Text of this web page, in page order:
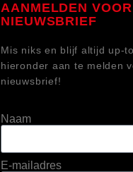
AANMELDEN
NIEUWSBRIEF
Mis niks en blijf altijd up-
hieronder aan te melden
nieuwsbrief!
Naam
E-mailadres